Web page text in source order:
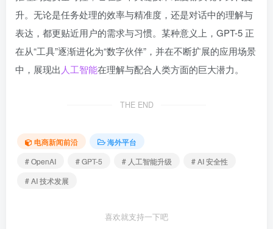
升。无论是任务处理的效率与精准度，还是对话中的理解与
表达，都更贴近用户的需求与习惯。某种意义上，GPT-5 正
在从“工具”逐渐进化为“数字伙伴”，并在不断扩展的应用场景
中，展现出 人工智能在理解与配合人类方面的巨大潜力。
THE END
电商新闻前沿
海外平台
# OpenAI
# GPT-5 # 人工智能升级
# AI 安全性
# AI 技术发展
喜欢就支持一下吧